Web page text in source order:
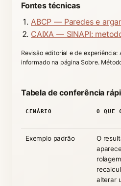
Fontes técnicas
ABCP — Paredes e
CAIXA — SINAPI:
Revisão editorial e de experiência:
informado na página Sobre.
Tabela de conferência
CENÁRIO O QUE
Exemplo padrão
O
alterar